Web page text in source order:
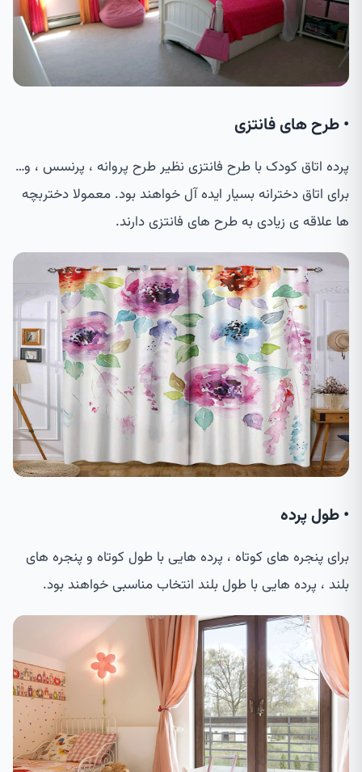
• طرح های فانتزی
پرده اتاق کودک با طرح فانتزی نظیر طرح پروانه ، پرنسس ، و…
برای اتاق دخترانه بسیار ایده آل خواهند بود. معمولا دختربچه
ها علاقه ی زیادی به طرح های فانتزی دارند.
• طول پرده
برای پنجره های کوتاه ، پرده هایی با طول کوتاه و پنجره های
بلند ، پرده هایی با طول بلند انتخاب مناسبی خواهند بود.